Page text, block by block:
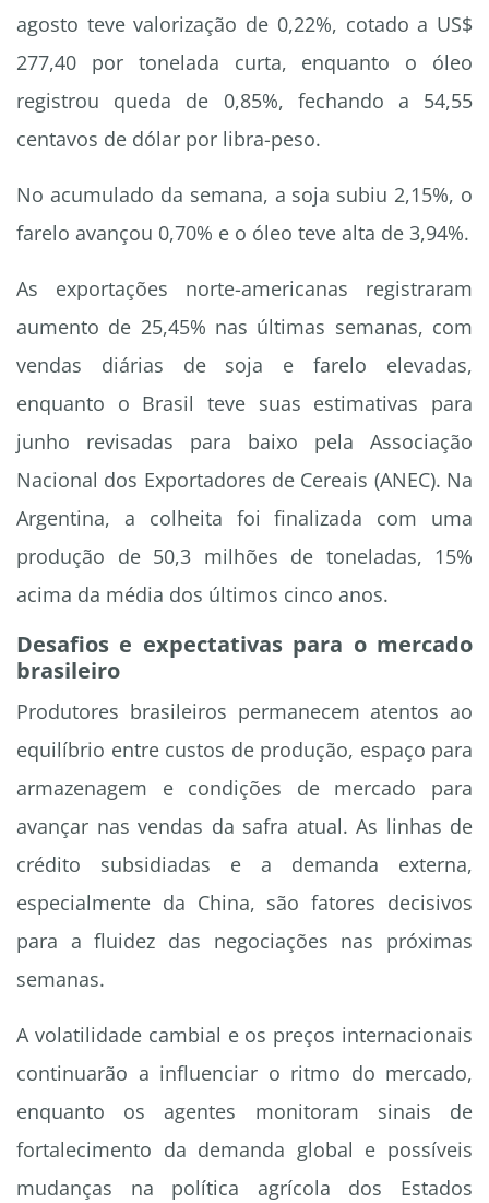
agosto teve valorização de 0,22%, cotado a US$
277,40 por tonelada curta, enquanto o óleo
registrou queda de 0,85%, fechando a 54,55
centavos de dólar por libra-peso.
No acumulado da semana, a soja subiu 2,15%, o
farelo avançou 0,70% e o óleo teve alta de 3,94%.
As exportações norte-americanas registraram
aumento de 25,45% nas últimas semanas, com
vendas diárias de soja e farelo elevadas,
enquanto o Brasil teve suas estimativas para
junho revisadas para baixo pela Associação
Nacional dos Exportadores de Cereais (ANEC). Na
Argentina, a colheita foi finalizada com uma
produção de 50,3 milhões de toneladas, 15%
acima da média dos últimos cinco anos.
Desafios e expectativas para o mercado
brasileiro
Produtores brasileiros permanecem atentos ao
equilíbrio entre custos de produção, espaço para
armazenagem e condições de mercado para
avançar nas vendas da safra atual. As linhas de
crédito subsidiadas e a demanda externa,
especialmente da China, são fatores decisivos
para a fluidez das negociações nas próximas
semanas.
A volatilidade cambial e os preços internacionais
continuarão a influenciar o ritmo do mercado,
enquanto os agentes monitoram sinais de
fortalecimento da demanda global e possíveis
mudanças na política agrícola dos Estados